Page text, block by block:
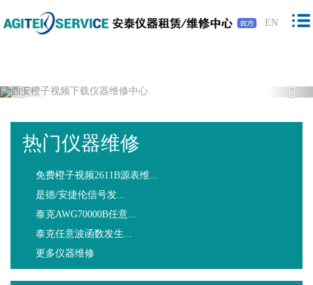
橙子视频下载,橙子视频软件,免费橙子视
频,橙子视频最新版下载
EN
Previous
热门仪器维修
免费橙子视频2611B源表维...
是德/安捷伦信号发...
泰克AWG70000B任意...
泰克任意波函数发生...
更多仪器维修